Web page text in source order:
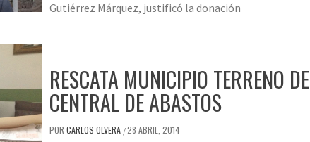
Gutiérrez Márquez, justificó la donación
RESCATA MUNICIPIO TERRENO DE
CENTRAL DE ABASTOS
POR CARLOS OLVERA /28 ABRIL, 2014